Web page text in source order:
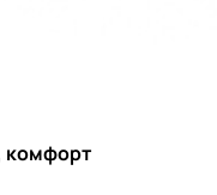
комфорт